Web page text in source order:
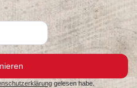
gelesen habe.